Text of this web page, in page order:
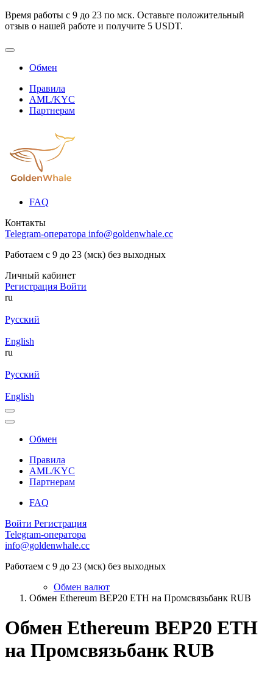
Время работы с 9 до 23 по мск. Оставьте положительный
отзыв о нашей работе и получите 5 USDT.
Обмен
Правила
AML/KYC
Партнерам
FAQ
Контакты
Telegram-оператора info@goldenwhale.cc
Работаем с 9 до 23 (мск) без выходных
Личный кабинет
Регистрация Войти
ru
Русский
English
ru
Русский
English
Обмен
Правила
AML/KYC
Партнерам
FAQ
Войти Регистрация
Telegram-оператора
info@goldenwhale.cc
Работаем с 9 до 23 (мск) без выходных
Обмен валют
Обмен Ethereum BEP20 ETH на Промсвязьбанк RUB
Обмен Ethereum BEP20 ETH
на Промсвязьбанк RUB